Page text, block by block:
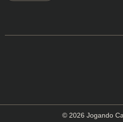
© 2026 Jogando